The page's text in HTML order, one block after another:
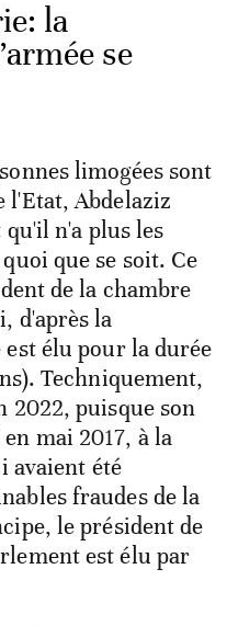
la
se
limogées sont
l'Etat, Abdelaziz
n'a plus les
que se soit. Ce
de la chambre
d'après la
élu pour la durée
Techniquement,
2022, puisque son
mai 2017, à la
avaient été
fraudes de la
le président de
est élu par